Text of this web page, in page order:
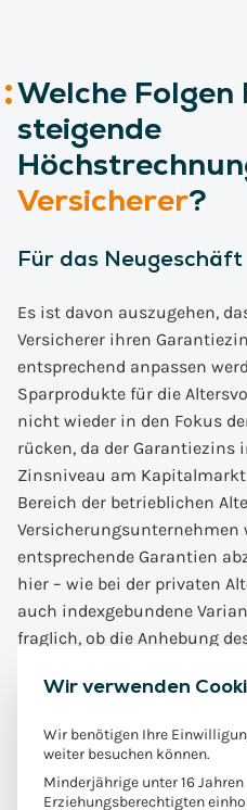
Welche
steigende
Versicherer?
Für das Neugeschäft
Es ist davon auszugehen,
Versicherer ihren
entsprechend anpassen
Sparprodukte für die
nicht wieder in den Fokus
rücken, da der Garantiezins
Zinsniveau am
Bereich der betrieblichen
Versicherungsunternehmen
entsprechende Garantien
hier – wie bei der privaten
auch indexgebundene
fraglich, ob die Anhebung
begünstigt.
Für das
Wir verwenden
Wir benötigen Ihre
weiter besuchen können.
Minderjährige unter 16
Erziehungsberechtigten